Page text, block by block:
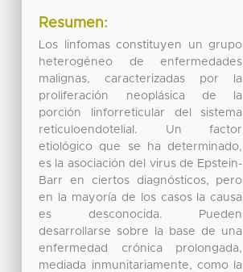
Resumen:
Los linfomas constituyen un grupo
heterogéneo de enfermedades
malignas, caracterizadas por la
proliferación neoplásica de la
porción linforreticular del sistema
reticuloendotelial. Un factor
etiológico que se ha determinado,
es la asociación del virus de Epstein-
Barr en ciertos diagnósticos, pero
en la mayoría de los casos la causa
es desconocida. Pueden
desarrollarse sobre la base de una
enfermedad crónica prolongada,
mediada inmunitariamente, como la